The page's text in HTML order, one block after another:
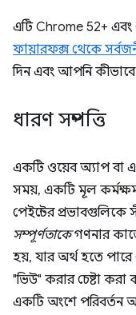
এটি Chrome 52+
ফায়ারফক্স থেকে
দিন এবং আপনি
ধারণ সম্পত্তি
একটি ওয়েব অ্যাপ বা
সময়, একটি মূল
পেইন্টের প্রভাবগুলিকে
সম্পূর্ণতাকেগণনার
হয়, যার অর্থ হতে
"ভিউ" করার চেষ্টা
একটি অংশে পরিবর্তন